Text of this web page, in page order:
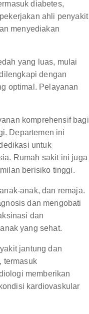
diabetes,
ahli penyakit
menyediakan
yang luas, mulai
dengan
optimal. Pelayanan
komprehensif bagi
Departemen ini
untuk
Rumah sakit ini juga
berisiko tinggi.
anak, dan remaja.
dan mengobati
dan
yang sehat.
jantung dan
termasuk
memberikan
kardiovaskular